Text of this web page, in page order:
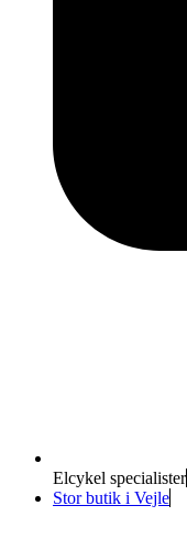
Elcykel specialister
Stor butik i Vejle